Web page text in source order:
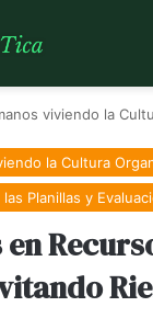
viviendo la
la Cultura
Planillas y